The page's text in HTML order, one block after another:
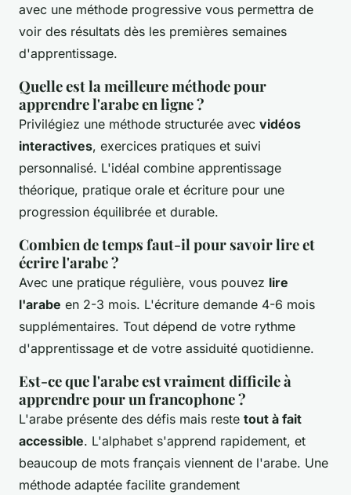
avec une méthode progressive vous permettra de
voir des résultats dès les premières semaines
d'apprentissage.
Quelle est la meilleure méthode pour
apprendre l'arabe en ligne ?
Privilégiez une méthode structurée avec vidéos
interactives, exercices pratiques et suivi
personnalisé. L'idéal combine apprentissage
théorique, pratique orale et écriture pour une
progression équilibrée et durable.
Combien de temps faut-il pour savoir lire et
écrire l'arabe ?
Avec une pratique régulière, vous pouvez lire
l'arabe en 2-3 mois. L'écriture demande 4-6 mois
supplémentaires. Tout dépend de votre rythme
d'apprentissage et de votre assiduité quotidienne.
Est-ce que l'arabe est vraiment difficile à
apprendre pour un francophone ?
L'arabe présente des défis mais reste tout à fait
accessible. L'alphabet s'apprend rapidement, et
beaucoup de mots français viennent de l'arabe. Une
méthode adaptée facilite grandement